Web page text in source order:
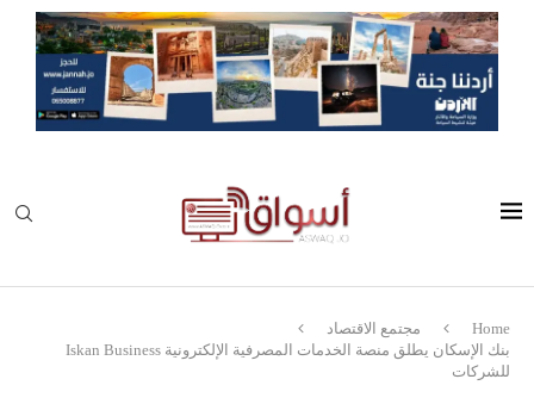
Home
مجتمع الاقتصاد
بنك الإسكان يطلق منصة الخدمات المصرفية الإلكترونية Iskan Business
للشركات